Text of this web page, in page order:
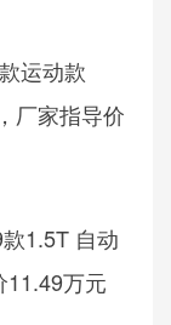
运动款
厂家指导价
1.5T 自动
万元